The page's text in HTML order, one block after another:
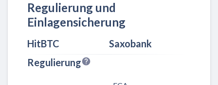
Regulierung und
Einlagensicherung
HitBTC
Saxobank
Regulierung